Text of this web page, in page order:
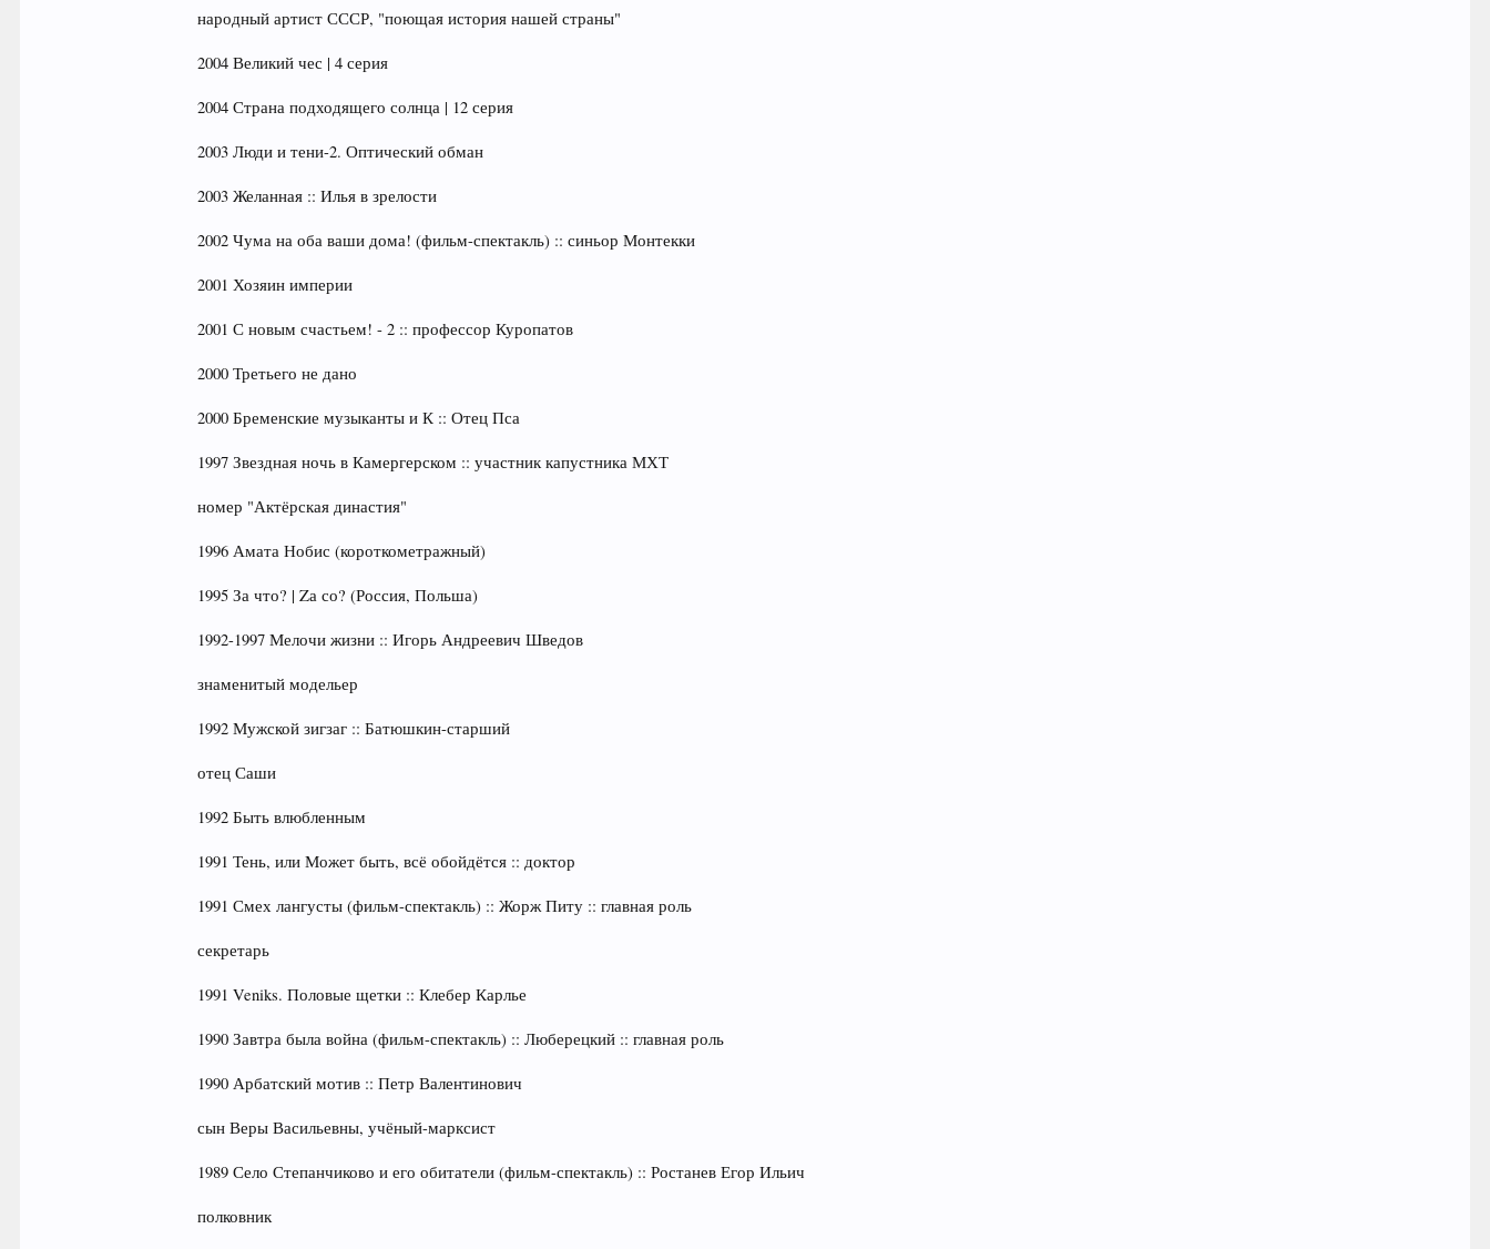
народный артист СССР, "поющая история нашей страны"
2004 Великий чес | 4 серия
2004 Страна подходящего солнца | 12 серия
2003 Люди и тени-2. Оптический обман
2003 Желанная :: Илья в зрелости
2002 Чума на оба ваши дома! (фильм-спектакль) :: синьор Монтекки
2001 Хозяин империи
2001 С новым счастьем! - 2 :: профессор Куропатов
2000 Третьего не дано
2000 Бременские музыканты и К :: Отец Пса
1997 Звездная ночь в Камергерском :: участник капустника МХТ
номер "Актёрская династия"
1996 Амата Нобис (короткометражный)
1995 За что? | Zа со? (Россия, Польша)
1992-1997 Мелочи жизни :: Игорь Андреевич Шведов
знаменитый модельер
1992 Мужской зигзаг :: Батюшкин-старший
отец Саши
1992 Быть влюбленным
1991 Тень, или Может быть, всё обойдётся :: доктор
1991 Смех лангусты (фильм-спектакль) :: Жорж Питу :: главная роль
секретарь
1991 Veniks. Половые щетки :: Клебер Карлье
1990 Завтра была война (фильм-спектакль) :: Люберецкий :: главная роль
1990 Арбатский мотив :: Петр Валентинович
сын Веры Васильевны, учёный-марксист
1989 Село Степанчиково и его обитатели (фильм-спектакль) :: Ростанев Егор Ильич
полковник